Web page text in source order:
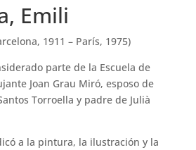
Emili
1911 – París, 1975)
parte de la Escuela de
Joan Grau Miró, esposo de
Torroella y padre de Julià
a la pintura, la ilustración y la